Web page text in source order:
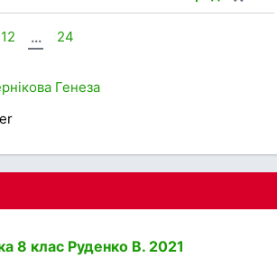
12 ... 24
Генеза
8 клас Руденко В. 2021